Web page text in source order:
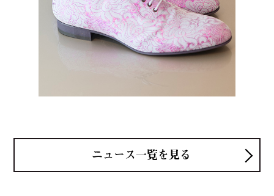
ニュース一覧を見る